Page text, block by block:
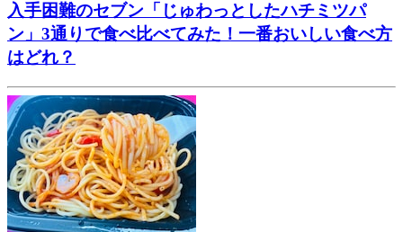
入手困難のセブン「じゅわっとしたハチミツパ
ン」3通りで食べ比べてみた！一番おいしい食べ方
はどれ？